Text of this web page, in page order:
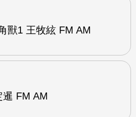
獸1 王牧絃 FM AM
FM AM